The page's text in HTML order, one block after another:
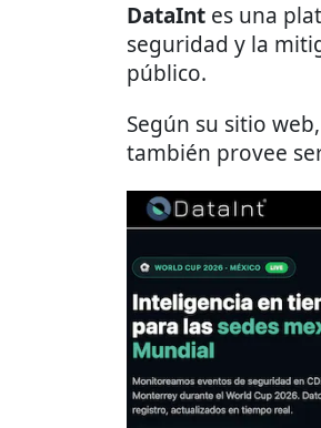
DataInt es una
seguridad y la
público.
Según su sitio
también provee